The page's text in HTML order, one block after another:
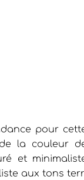
pour
de la couleur
et
aux tons